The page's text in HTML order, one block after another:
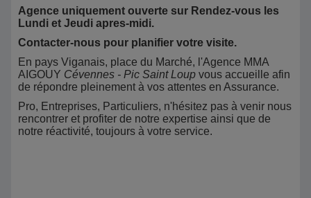
Agence uniquement ouverte sur Rendez-vous les
Lundi et Jeudi apres-midi.
Contacter-nous pour planifier votre visite.
En pays Viganais, place du Marché, l'Agence MMA
AIGOUY Cévennes - Pic Saint Loup vous accueille afin
de répondre pleinement à vos attentes en Assurance.
Pro, Entreprises, Particuliers, n'hésitez pas à venir nous
rencontrer et profiter de notre expertise ainsi que de
notre réactivité, toujours à votre service.